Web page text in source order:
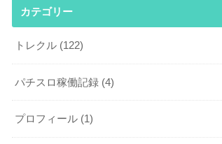
カテゴリー
トレクル (122)
パチスロ稼働記録 (4)
プロフィール (1)